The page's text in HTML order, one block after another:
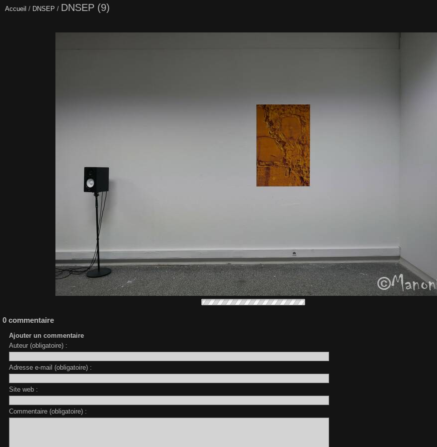
Accueil / DNSEP / DNSEP (9)
0 commentaire
Ajouter un commentaire
Auteur (obligatoire) :
Adresse e-mail (obligatoire) :
Site web :
Commentaire (obligatoire) :